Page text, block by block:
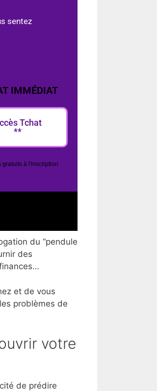
sentez
IMMÉDIAT
Tchat
**
gratuits à l'inscription
du “pendule
des
et de vous
problèmes de
votre
de prédire